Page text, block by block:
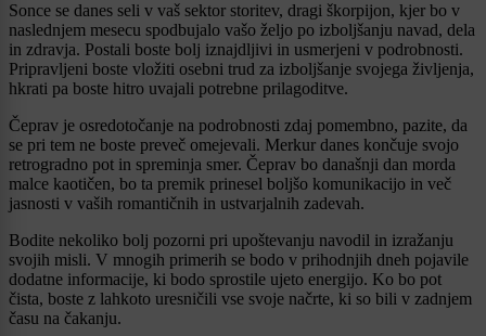
Sonce se danes seli v vaš sektor storitev, dragi škorpijon, kjer bo v
naslednjem mesecu spodbujalo vašo željo po izboljšanju navad, dela
in zdravja. Postali boste bolj iznajdljivi in usmerjeni v podrobnosti.
Pripravljeni boste vložiti osebni trud za izboljšanje svojega življenja,
hkrati pa boste hitro uvajali potrebne prilagoditve.
Čeprav je osredotočanje na podrobnosti zdaj pomembno, pazite, da
se pri tem ne boste preveč omejevali. Merkur danes končuje svojo
retrogradno pot in spreminja smer. Čeprav bo današnji dan morda
malce kaotičen, bo ta premik prinesel boljšo komunikacijo in več
jasnosti v vaših romantičnih in ustvarjalnih zadevah.
Bodite nekoliko bolj pozorni pri upoštevanju navodil in izražanju
svojih misli. V mnogih primerih se bodo v prihodnjih dneh pojavile
dodatne informacije, ki bodo sprostile ujeto energijo. Ko bo pot
čista, boste z lahkoto uresničili vse svoje načrte, ki so bili v zadnjem
času na čakanju.